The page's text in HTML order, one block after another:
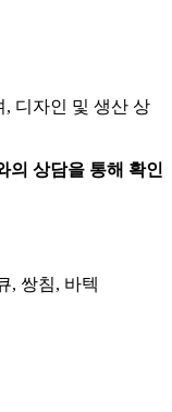
디자인 및 생산 상
의 상담을 통해 확인
, 쌍침, 바텍